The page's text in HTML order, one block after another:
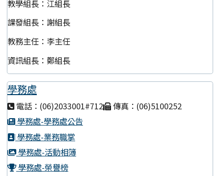
教學組長：江組長
課發組長：謝組長
教務主任：李主任
資訊組長：鄭組長
學務處
電話：(06)2033001#712
傳真：(06)5100252
學務處-學務處公告
學務處-業務職掌
學務處-活動相簿
學務處-榮譽榜